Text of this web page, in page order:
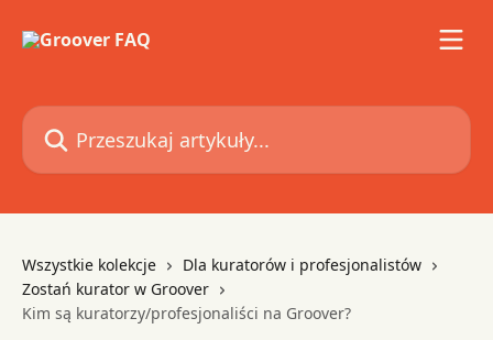
Przeszukaj artykuły...
Wszystkie kolekcje
Dla kuratorów i profesjonalistów
Zostań kurator w Groover
Kim są kuratorzy/profesjonaliści na Groover?